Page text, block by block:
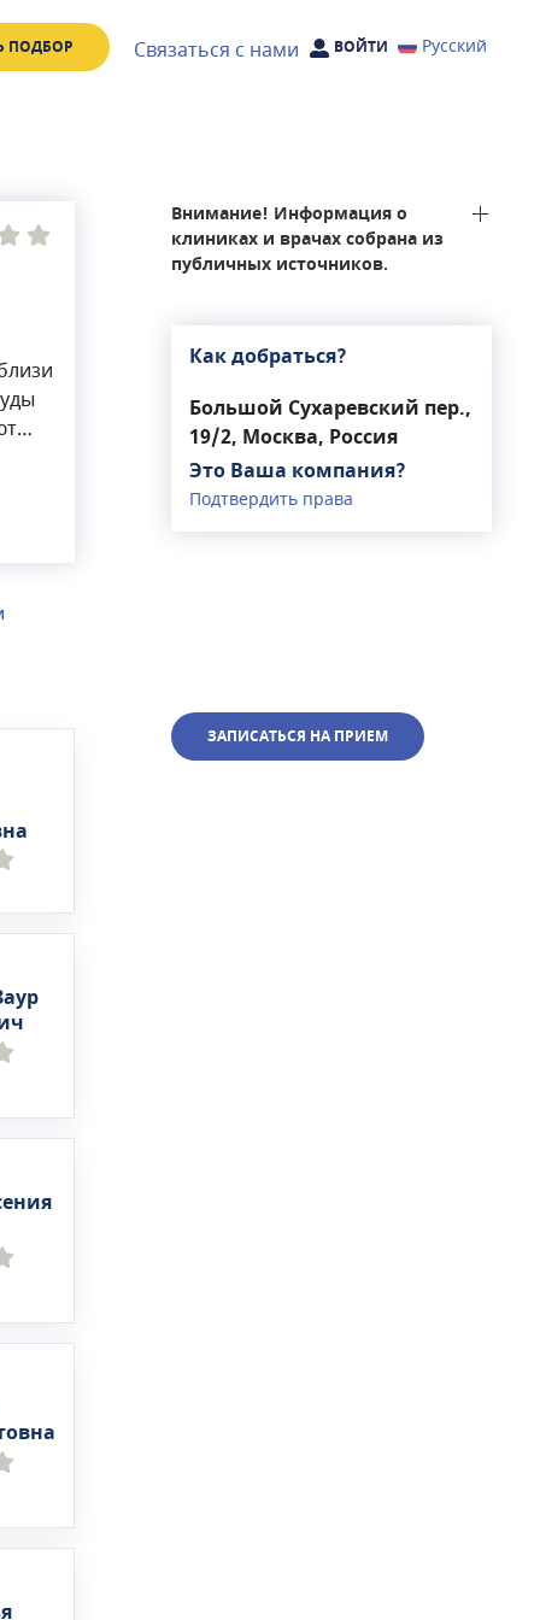
ПОДБОР Связаться с нами ВОЙТИ Русский
Внимание! Информация о
клиниках и врачах собрана из
публичных источников.
Как добраться?
Большой Сухаревский пер.,
19/2, Москва, Россия
Это Ваша компания?
Подтвердить права
ЗАПИСАТЬСЯ НА ПРИЕМ